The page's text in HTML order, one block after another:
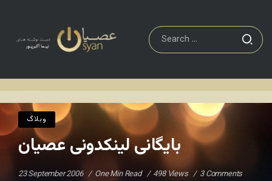
وبلاگ
بایگانی لینکدونی عصیان
23 September 2006 One Min Read 498 Views 3 Comments